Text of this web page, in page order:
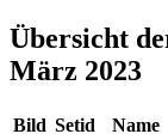
Übersicht
März 2023
Bild Setid Name